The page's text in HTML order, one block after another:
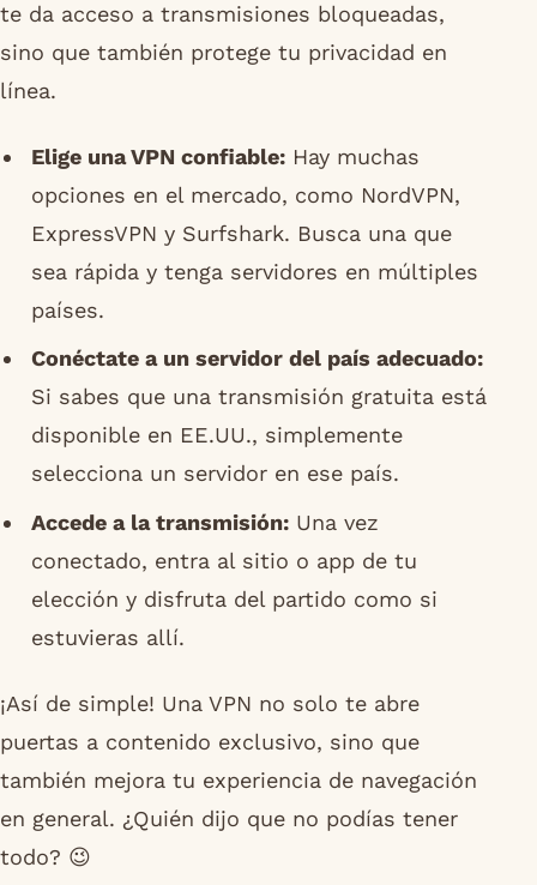
te da acceso a transmisiones bloqueadas,
sino que también protege tu privacidad en
línea.
Elige una VPN confiable:Hay muchas
opciones en el mercado, como NordVPN,
ExpressVPN y Surfshark. Busca una que
sea rápida y tenga servidores en múltiples
países.
Conéctate a un servidor del país adecuado:
Si sabes que una transmisión gratuita está
disponible en EE.UU., simplemente
selecciona un servidor en ese país.
Accede a la transmisión:Una vez
conectado, entra al sitio o app de tu
elección y disfruta del partido como si
estuvieras allí.
¡Así de simple! Una VPN no solo te abre
puertas a contenido exclusivo, sino que
también mejora tu experiencia de navegación
en general. ¿Quién dijo que no podías tener
todo? 😉